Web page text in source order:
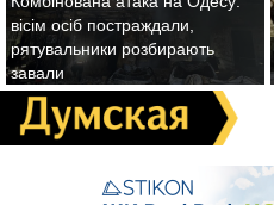
вісім осіб постраждали,
рятувальники розбирають
завали